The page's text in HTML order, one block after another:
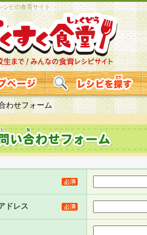
シピの食育サイト
わせフォーム
ドレス